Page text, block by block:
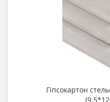
Гіпсокартон